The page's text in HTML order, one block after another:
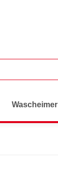
Wascheimer